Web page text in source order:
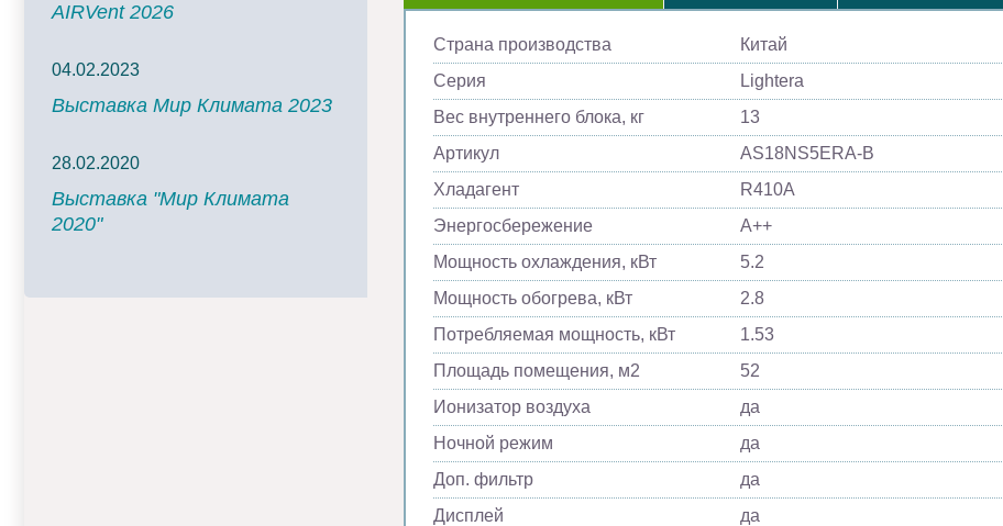
AIRVent 2026
04.02.2023
Выставка Мир Климата 2023
28.02.2020
Выставка "Мир Климата
2020"
Страна производства
Китай
Серия
Lightera
Вес внутреннего блока, кг
13
Артикул
AS18NS5ERA-B
Хладагент
R410A
Энергосбережение
A++
Мощность охлаждения, кВт
5.2
Мощность обогрева, кВт
2.8
Потребляемая мощность, кВт
1.53
Площадь помещения, м2
52
Ионизатор воздуха
да
Ночной режим
да
Доп. фильтр
да
Дисплей
да